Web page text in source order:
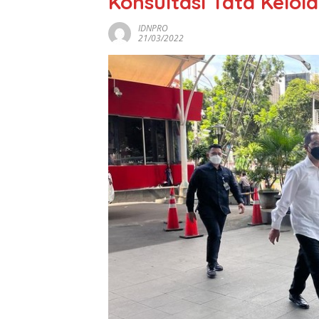
IDNPRO
21/03/2022